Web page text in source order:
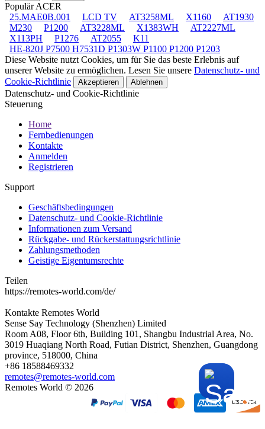
Populär ACER
25.MAE0B.001
LCD TV AT3258ML X1160
AT1930
M230
P1200 AT3228ML X1383WH
AT2227ML
X113PH
P1276 AT2055
K11
HE-820J P7500 H7531D P1303W P1100 P1200 P1203
Diese Website nutzt Cookies, um für Sie das beste Erlebnis auf
unserer Website zu ermöglichen. Lesen Sie unsere Datenschutz- und
Cookie-Richtlinie
Akzeptieren Ablehnen
Datenschutz- und Cookie-Richtlinie
Steuerung
Home
Fernbedienungen
Kontakte
Anmelden
Registrieren
Support
Geschäftsbedingungen
Datenschutz- und Cookie-Richtlinie
Informationen zum Versand
Rückgabe- und Rückerstattungsrichtlinie
Zahlungsmethoden
Geistige Eigentumsrechte
Teilen
https://remotes-world.com/de/
Kontakte Remotes World
Sense Say Technology (Shenzhen) Limited
Room A08, Floor 6th, Building 101, Shangbu Industrial Area, No.
3019 Huaqiang North Road, Futian District, Shenzhen, Guangdong
province, 518000, China
+86 18588469332
remotes@remotes-world.com
Remotes World © 2026